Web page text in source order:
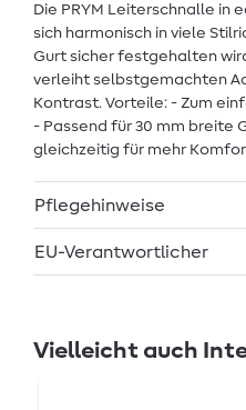
Die PRYM Leiterschnalle in
sich harmonisch in viele
Gurt sicher festgehalten
verleiht selbstgemachten
Kontrast. Vorteile: - Zum
- Passend für 30 mm breite
gleichzeitig für mehr
Pflegehinweise
EU-Verantwortlicher
Vielleicht auch